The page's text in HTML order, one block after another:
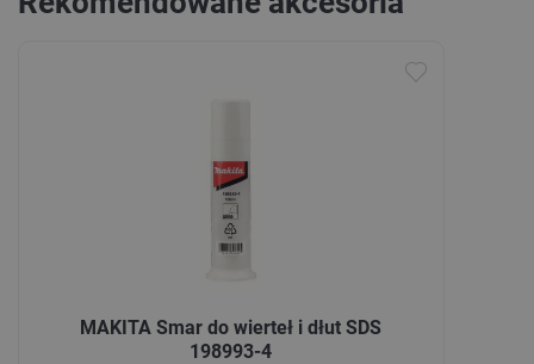
MAKITA Smar do wierteł i dłut SDS
198993-4